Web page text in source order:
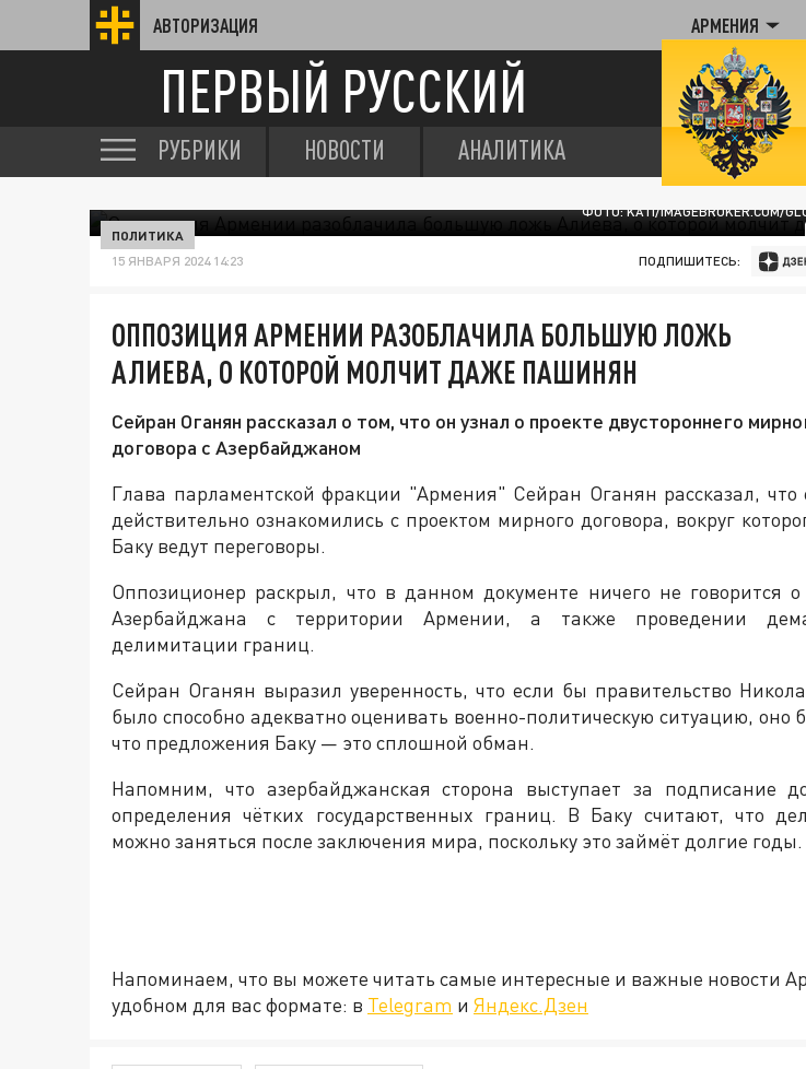
АВТОРИЗАЦИЯ АРМЕНИЯ
ПЕРВЫЙ РУССКИЙ
РУБРИКИ НОВОСТИ АНАЛИТИКА
ФОТО: KATI/IMAGEBROKER.COM/
ПОЛИТИКА
15 ЯНВАРЯ 2024 14:23 ПОДПИШИТЕСЬ:
ОППОЗИЦИЯ АРМЕНИИ РАЗОБЛАЧИЛА БОЛЬШУЮ ЛОЖЬ
АЛИЕВА, О КОТОРОЙ МОЛЧИТ ДАЖЕ ПАШИНЯН
Сейран Оганян рассказал о том, что он узнал о проекте двустороннего
договора с Азербайджаном
Глава парламентской фракции "Армения" Сейран Оганян рассказал, что
действительно ознакомились с проектом мирного договора, вокруг
Баку ведут переговоры.
Оппозиционер раскрыл, что в данном документе ничего не говорится
Азербайджана с территории Армении, а также проведении
делимитации границ.
Сейран Оганян выразил уверенность, что если бы правительство
было способно адекватно оценивать военно-политическую ситуацию, оно
что предложения Баку — это сплошной обман.
Напомним, что азербайджанская сторона выступает за подписание
определения чётких государственных границ. В Баку считают, что
можно заняться после заключения мира, поскольку это займёт долгие годы.
Напоминаем, что вы можете читать самые интересные и важные новости
удобном для вас формате: в Telegram и Яндекс.Дзен